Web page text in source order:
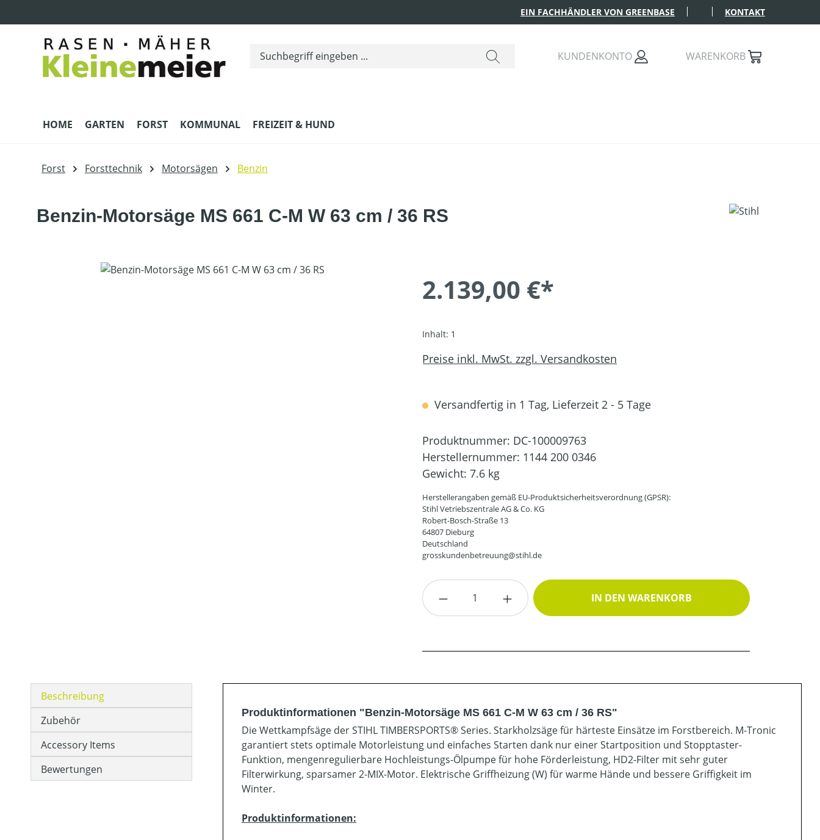
EIN FACHHÄNDLER VON GREENBASE KONTAKT
KUNDENKONTO WARENKORB
HOME GARTEN FORST KOMMUNAL FREIZEIT & HUND
Forst Forsttechnik Motorsägen Benzin
Benzin-Motorsäge MS 661 C-M W 63 cm / 36 RS
Bildergalerie überspringen
2.139,00 €*
Inhalt: 1
Preise inkl. MwSt. zzgl. Versandkosten
Versandfertig in 1 Tag, Lieferzeit 2 - 5 Tage
Produktnummer: DC-100009763
Herstellernummer: 1144 200 0346
Gewicht: 7.6 kg
Herstellerangaben gemäß EU-Produktsicherheitsverordnung (GPSR):
Stihl Vetriebszentrale AG & Co. KG
Robert-Bosch-Straße 13
64807 Dieburg
Deutschland
grosskundenbetreuung@stihl.de
Produkt Anzahl: Gib den gewünschten Wert ein oder
IN DEN WARENKORB
Beschreibung
Zubehör
Accessory Items
Bewertungen
Produktinformationen "Benzin-Motorsäge MS 661 C-M W 63 cm / 36 RS"
Die Wettkampfsäge der STIHL TIMBERSPORTS® Series. Starkholzsäge für härteste Einsätze im Forstbereich. M-Tronic
garantiert stets optimale Motorleistung und einfaches Starten dank nur einer Startposition und Stopptaster-
Funktion, mengenregulierbare Hochleistungs-Ölpumpe für hohe Förderleistung, HD2-Filter mit sehr guter
Filterwirkung, sparsamer 2-MIX-Motor. Elektrische Griffheizung (W) für warme Hände und bessere Griffigkeit im
Winter.
Produktinformationen: